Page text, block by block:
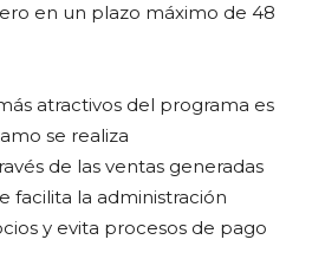
en un plazo máximo de 48
atractivos del programa es
se realiza
de las ventas generadas
facilita la administración
y evita procesos de pago